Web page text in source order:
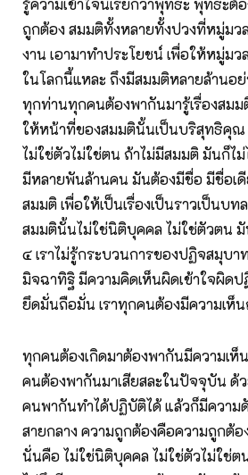
รู้ความเข้าใจนี้เรียกว่าพุทธะ พุทธะต้
ถูกต้อง สมมติทั้งหลายทั้งปวงที่หมู่มว
งาน เอามาทำประโยชน์ เพื่อให้หมู่
ในโลกนี้แหละ ถึงมีสมมติหลายล้าน
ทุกท่านทุกคนต้องพากันมารู้เรื่องสมม
ให้หน้าที่ของสมมตินั้นเป็นบริสุทธิคุณ
ไม่ใช่ตัวไม่ใช่ตน ถ้าไม่มีสมมติ มันก็
มีหลายพันล้านคน มันต้องมีชื่อ มีชื่อเ
สมมติ เพื่อให้เป็นเรื่องเป็นราวเป็นบ
สมมตินั้นไม่ใช่นิติบุคคล ไม่ใช่ตัวตน มั
๔ เราไม่รู้กระบวนการของปฏิจสมุบาท
มิจฉาทิฐิ มีความคิดเห็นผิดเข้าใจผิด
ยึดมั่นถือมั่น เราทุกคนต้องมีความเห็
ทุกคนต้องเกิดมาต้องพากันมีความเห็
คนต้องพากันมาเสียสละในปัจจุบัน ด้
คนพากันทำได้ปฏิบัติได้ แล้วก็มีความ
สายกลาง ความถูกต้องคือความถูกต้อ
นั่นคือ ไม่ใช่นิติบุคคล ไม่ใช่ตัวไม่ใช่ต